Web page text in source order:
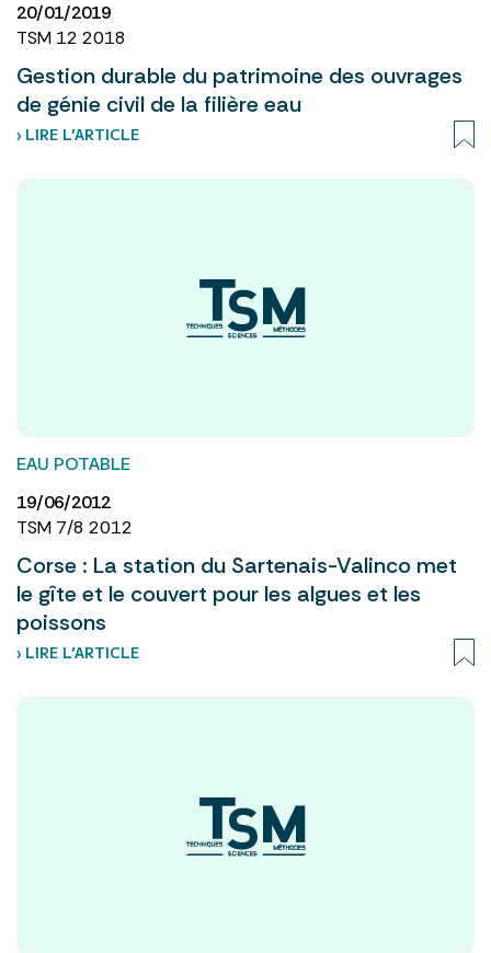
20/01/2019
TSM 12 2018
Gestion durable du patrimoine des ouvrages
de génie civil de la filière eau
› LIRE L’ARTICLE
EAU POTABLE
19/06/2012
TSM 7/8 2012
Corse : La station du Sartenais-Valinco met
le gîte et le couvert pour les algues et les
poissons
› LIRE L’ARTICLE